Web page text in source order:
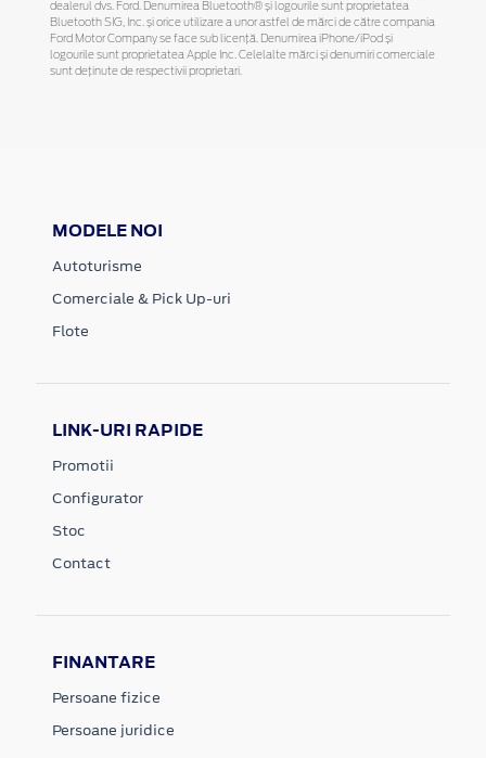
dealerul dvs. Ford. Denumirea Bluetooth® și logourile sunt proprietatea
Bluetooth SIG, Inc. și orice utilizare a unor astfel de mărci de către compania
Ford Motor Company se face sub licență. Denumirea iPhone/iPod și
logourile sunt proprietatea Apple Inc. Celelalte mărci și denumiri comerciale
sunt deținute de respectivii proprietari.
MODELE NOI
Autoturisme
Comerciale & Pick Up-uri
Flote
LINK-URI RAPIDE
Promotii
Configurator
Stoc
Contact
FINANTARE
Persoane fizice
Persoane juridice